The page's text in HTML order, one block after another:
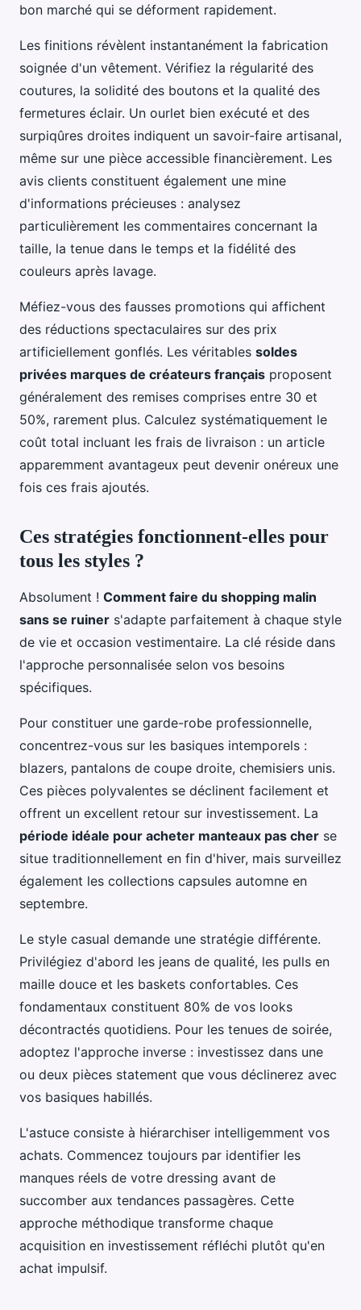
bon marché qui se déforment rapidement.
Les finitions révèlent instantanément la fabrication
soignée d'un vêtement. Vérifiez la régularité des
coutures, la solidité des boutons et la qualité des
fermetures éclair. Un ourlet bien exécuté et des
surpiqûres droites indiquent un savoir-faire artisanal,
même sur une pièce accessible financièrement. Les
avis clients constituent également une mine
d'informations précieuses : analysez
particulièrement les commentaires concernant la
taille, la tenue dans le temps et la fidélité des
couleurs après lavage.
Méfiez-vous des fausses promotions qui affichent
des réductions spectaculaires sur des prix
artificiellement gonflés. Les véritables soldes
privées marques de créateurs français proposent
généralement des remises comprises entre 30 et
50%, rarement plus. Calculez systématiquement le
coût total incluant les frais de livraison : un article
apparemment avantageux peut devenir onéreux une
fois ces frais ajoutés.
Ces stratégies fonctionnent-elles pour
tous les styles ?
Absolument ! Comment faire du shopping malin
sans se ruiner s'adapte parfaitement à chaque style
de vie et occasion vestimentaire. La clé réside dans
l'approche personnalisée selon vos besoins
spécifiques.
Pour constituer une garde-robe professionnelle,
concentrez-vous sur les basiques intemporels :
blazers, pantalons de coupe droite, chemisiers unis.
Ces pièces polyvalentes se déclinent facilement et
offrent un excellent retour sur investissement. La
période idéale pour acheter manteaux pas cher se
situe traditionnellement en fin d'hiver, mais surveillez
également les collections capsules automne en
septembre.
Le style casual demande une stratégie différente.
Privilégiez d'abord les jeans de qualité, les pulls en
maille douce et les baskets confortables. Ces
fondamentaux constituent 80% de vos looks
décontractés quotidiens. Pour les tenues de soirée,
adoptez l'approche inverse : investissez dans une
ou deux pièces statement que vous déclinerez avec
vos basiques habillés.
L'astuce consiste à hiérarchiser intelligemment vos
achats. Commencez toujours par identifier les
manques réels de votre dressing avant de
succomber aux tendances passagères. Cette
approche méthodique transforme chaque
acquisition en investissement réfléchi plutôt qu'en
achat impulsif.